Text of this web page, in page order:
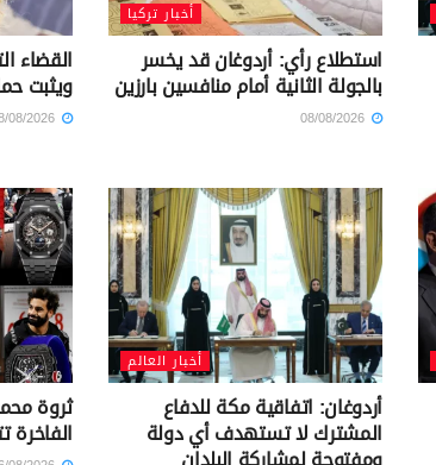
أخبار تركيا
استطلاع رأي: أردوغان قد يخسر
بالجولة الثانية أمام منافسين بارزين
القضاء
ويثبت
أخبار العالم
أردوغان: اتفاقية مكة للدفاع
المشترك لا تستهدف أي دولة
ثروة
الفاخرة تتجاوز